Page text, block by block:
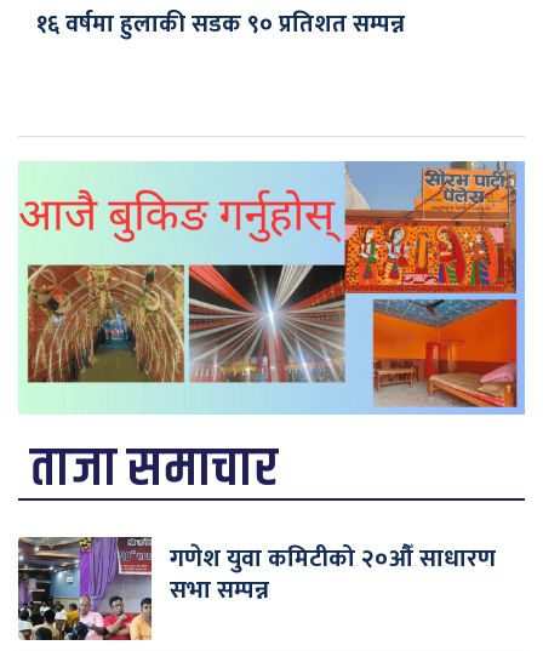
१६ वर्षमा हुलाकी सडक ९० प्रतिशत सम्पन्न
ताजा समाचार
गणेश युवा कमिटीको २०औँ साधारण
सभा सम्पन्न